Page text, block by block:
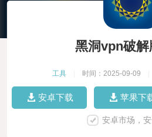
黑洞vpn破解
工具 时间：2025-09-09
安卓下载 苹果下
安卓市场，